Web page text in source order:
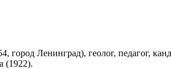
город Ленинград), геолог, педагог,
(1922).